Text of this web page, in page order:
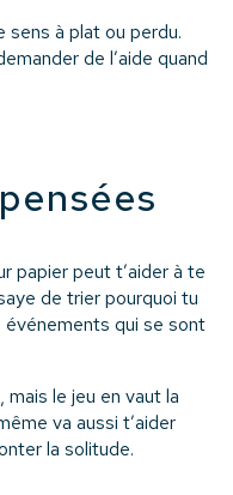
à plat ou perdu.
de l’aide quand
papier peut t’aider à te
de trier pourquoi tu
qui se sont
le jeu en vaut la
va aussi t’aider
la solitude.